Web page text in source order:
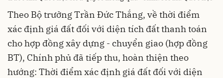
Theo Bộ trưởng Trần Đức Thắng, về thời điểm
xác định giá đất đối với diện tích đất thanh toán
cho hợp đồng xây dựng - chuyển giao (hợp đồng
BT), Chính phủ đã tiếp thu, hoàn thiện theo
hướng: Thời điểm xác định giá đất đối với diện